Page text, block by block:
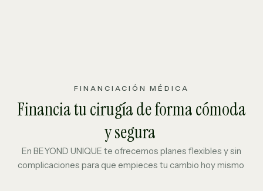
FINANCIACIÓN MÉDICA
Financia tu cirugía de forma cómoda
y segura
En BEYOND UNIQUE te ofrecemos planes flexibles y sin
complicaciones para que empieces tu cambio hoy mismo